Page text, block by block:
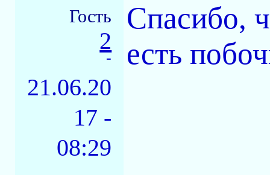
Гость
2
-
21.06.20
17 -
08:29
Спасибо,
есть